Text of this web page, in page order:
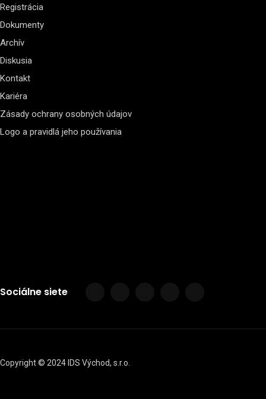
Registrácia
Dokumenty
Archív
Diskusia
Kontakt
Kariéra
Zásady ochrany osobných údajov
Logo a pravidlá jeho používania
Sociálne siete
Copyright © 2024 IDS Východ, s.r.o.